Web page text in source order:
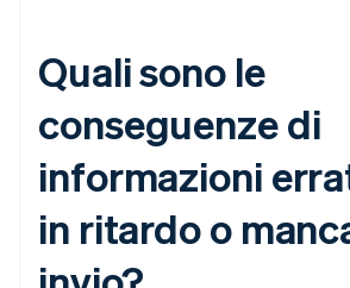
Quali sono le
conseguenze di
informazioni
in ritardo o